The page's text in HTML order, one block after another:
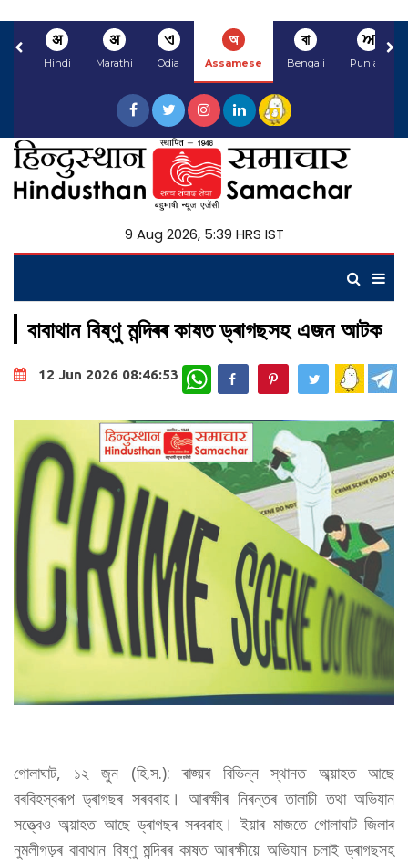
अ
Hindi
अ
Marathi
ଏ
Odia
অ
Assamese
বা
Bengali
ਅ
Punjabi
9 Aug 2026, 5:39 HRS IST
বাবাথান বিষ্ণু মন্দিৰৰ কাষত ড্ৰাগছসহ এজন আটক
12 Jun 2026 08:46:53 WhatsApp
গোলাঘাট, ১২ জুন (হি.স.): ৰাজ্য়ৰ বিভিন্ন স্থানত অব্য়াহত আছে
বৰবিহস্বৰূপ ড্ৰাগছৰ সৰবৰাহ। আৰক্ষীৰ নিৰন্তৰ তালাচী তথা অভিযান
সত্ত্বেও অব্য়াহত আছে ড্ৰাগছৰ সৰবৰাহ। ইয়াৰ মাজতে গোলাঘাট জিলাৰ
নুমলীগড়ৰ বাবাথান বিষ্ণু মন্দিৰৰ কাষত আৰক্ষীয়ে অভিযান চলাই ড্ৰাগছসহ